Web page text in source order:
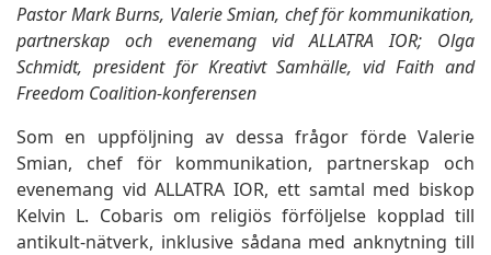
Pastor Mark Burns, Valerie Smian, chef för kommunikation,
partnerskap och evenemang vid ALLATRA IOR; Olga
Schmidt, president för Kreativt Samhälle, vid Faith and
Freedom Coalition-konferensen
Som en uppföljning av dessa frågor förde Valerie
Smian, chef för kommunikation, partnerskap och
evenemang vid ALLATRA IOR, ett samtal med biskop
Kelvin L. Cobaris om religiös förföljelse kopplad till
antikult-nätverk, inklusive sådana med anknytning till